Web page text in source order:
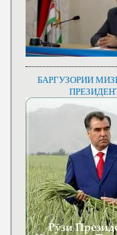
БАРГУЗОРИИ